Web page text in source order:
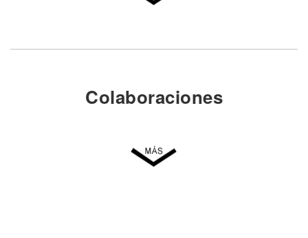
Colaboraciones